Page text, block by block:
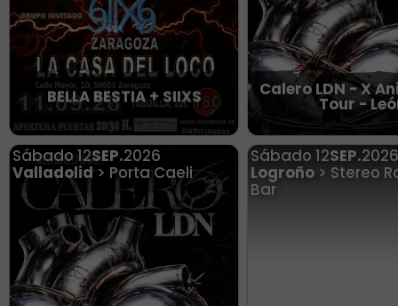
BELLA BESTIA + SIIXS Calero LDN - X
Tour -
Sábado 12SEP.2026
Valladolid > Porta Caeli
Sábado 12SEP.2026
Logroño> Stereo
Bar